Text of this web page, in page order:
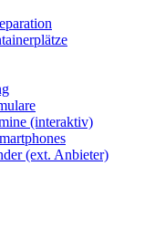
(interaktiv)
(ext. Anbieter)